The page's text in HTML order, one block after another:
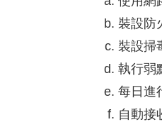
裝設防
裝設掃
執行弱
每日進
自動接